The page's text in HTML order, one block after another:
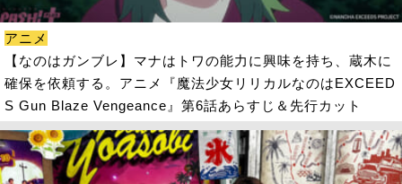
アニメ
【なのはガンブレ】マナはトワの能力に興味を持ち、蔵木に
確保を依頼する。アニメ『魔法少女リリカルなのはEXCEED
S Gun Blaze Vengeance』第6話あらすじ＆先行カット